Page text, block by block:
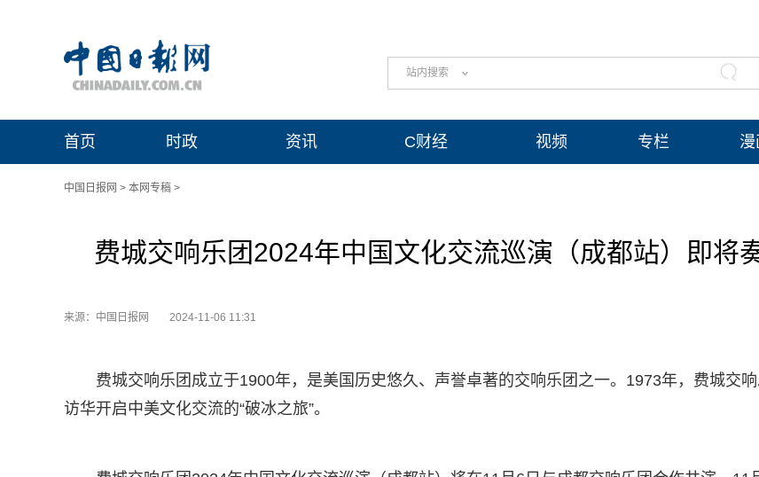
站内搜索
首页 时政 资讯 C财经 视频 专栏 漫
中国日报网 > 本网专稿 >
费城交响乐团2024年中国文化交流巡演（成都站）即将
来源：中国日报网 2024-11-06 11:31
费城交响乐团成立于1900年，是美国历史悠久、声誉卓著的交响乐团之一。1973年，费城交
访华开启中美文化交流的“破冰之旅”。